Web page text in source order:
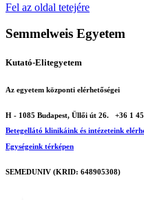
Fel az oldal tetejére
Semmelweis Egyetem
Kutató-Elitegyetem
Az egyetem központi elérhetőségei
H - 1085 Budapest, Üllői út 26.
+36 1
Betegellátó klinikáink és intézeteink
Egységeink térképen
SEMEDUNIV (KRID: 648905308)